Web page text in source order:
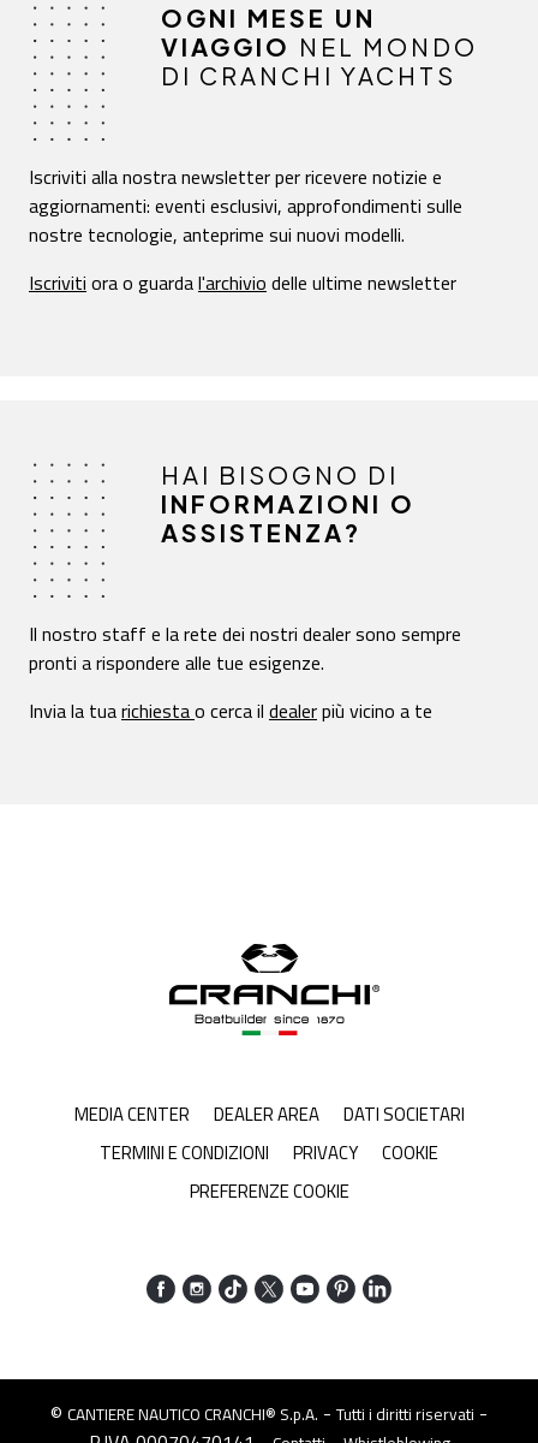
OGNI MESE UN
VIAGGIO NEL MONDO
DI CRANCHI YACHTS
Iscriviti alla nostra newsletter per ricevere notizie e
aggiornamenti: eventi esclusivi, approfondimenti sulle
nostre tecnologie, anteprime sui nuovi modelli.
Iscriviti ora o guardal'archivio delle ultime newsletter
HAI BISOGNO DI
INFORMAZIONI O
ASSISTENZA?
Il nostro staff e la rete dei nostri dealer sono sempre
pronti a rispondere alle tue esigenze.
Invia la tuarichiestao cerca il dealerpiù vicino a te
MEDIA CENTER DEALER AREA
DATI SOCIETARI
TERMINI E CONDIZIONI
PRIVACY
COOKIE
PREFERENZE COOKIE
© CANTIERE NAUTICO CRANCHI® S.p.A. - Tutti i diritti riservati -